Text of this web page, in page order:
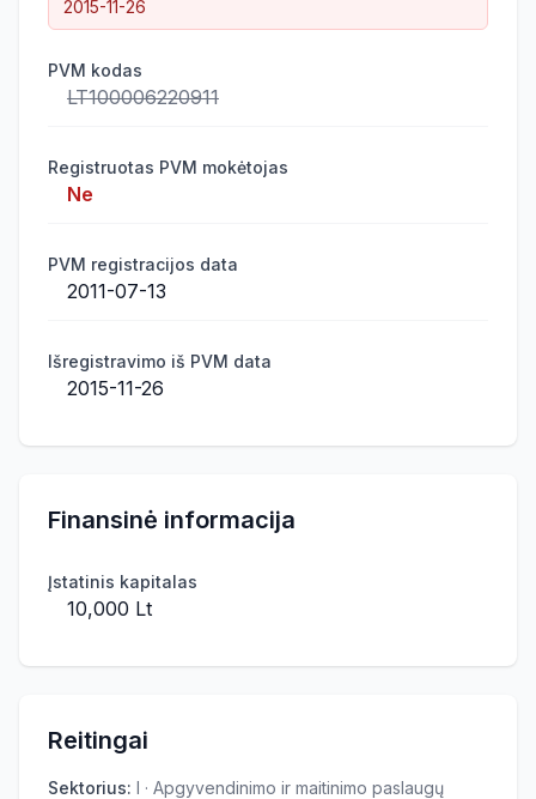
2015-11-26
PVM kodas
LT100006220911
Registruotas PVM mokėtojas
Ne
PVM registracijos data
2011-07-13
Išregistravimo iš PVM data
2015-11-26
Finansinė informacija
Įstatinis kapitalas
10,000 Lt
Reitingai
Sektorius: I · Apgyvendinimo ir maitinimo paslaugų